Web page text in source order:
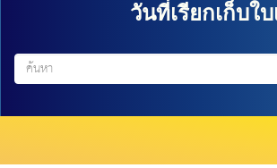
วันที่เรียกเก็บใบเ